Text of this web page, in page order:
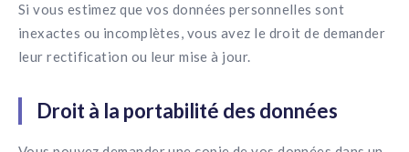
Si vous estimez que vos données personnelles sont
inexactes ou incomplètes, vous avez le droit de demander
leur rectification ou leur mise à jour.
Droit à la portabilité des données